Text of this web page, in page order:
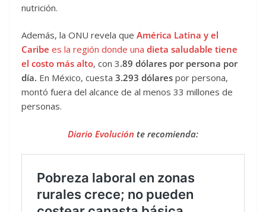
nutrición.
Además, la ONU revela que América Latina y el
Caribe es la región donde una dieta saludable tiene
el costo más alto, con 3.89 dólares por persona por
día. En México, cuesta 3.293 dólares por persona,
montó fuera del alcance de al menos 33 millones de
personas.
Diario Evolución te recomienda: